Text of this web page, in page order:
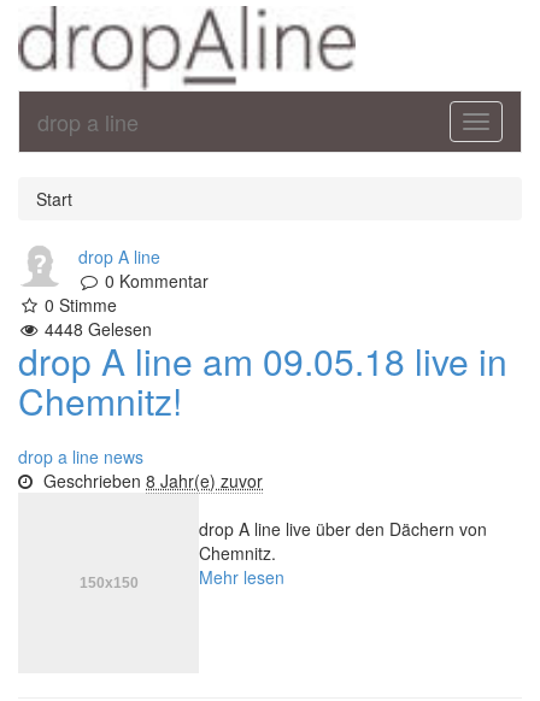
Toggle
drop a line
Start
drop A line
0 Kommentar
0 Stimme
4448 Gelesen
drop A line am 09.05.18 live in
Chemnitz!
drop a line news
Geschrieben 8 Jahr(e) zuvor
drop A line live über den Dächern von
Chemnitz.
Mehr lesen